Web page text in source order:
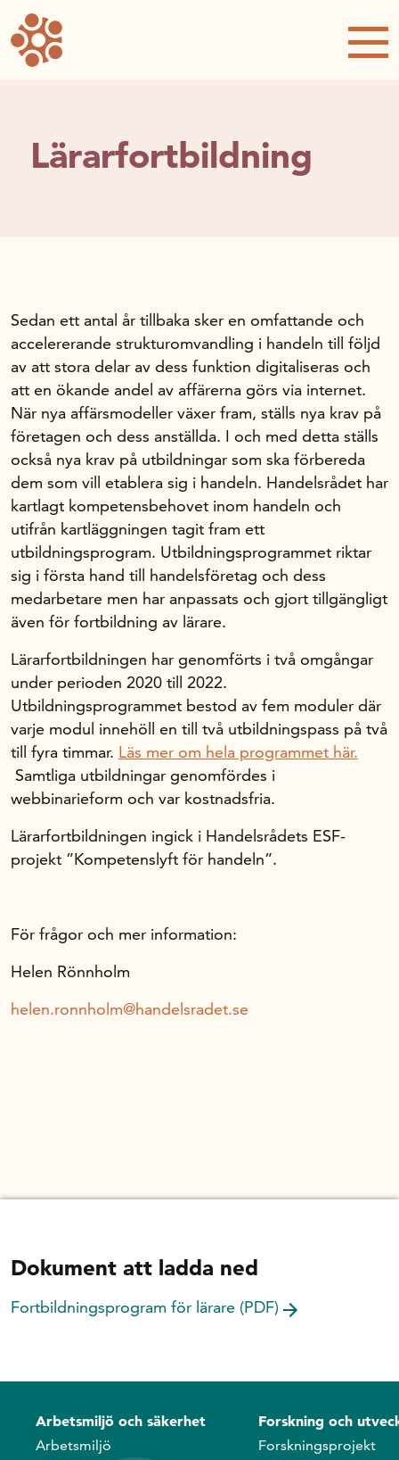
Forskning och utveckling
Kompetens och omställning
Lärarfortbildning
Utbildningsprogram
Effektiva lager- och logistiklösningar
Från tanke till köp
Kundservice och kundbemötande 2.0
Träffa rätt i din digitala marknadsföring
Marknadsföring i sociala medier
Kompetensbehovsanalys
Handelns kompetensbehov
Certifiering
Yrkeskartan
Omställningsstöd i handeln
Karriär i handeln
Om oss
Handelns ekonomiska råd
Kalender
Handelsrådet Play
Handelsfakta.se
Lärarfortbildning
Sedan ett antal år tillbaka sker en omfattande och
accelererande strukturomvandling i handeln till följd
av att stora delar av dess funktion digitaliseras och
att en ökande andel av affärerna görs via internet.
När nya affärsmodeller växer fram, ställs nya krav på
företagen och dess anställda. I och med detta ställs
också nya krav på utbildningar som ska förbereda
dem som vill etablera sig i handeln. Handelsrådet har
kartlagt kompetensbehovet inom handeln och
utifrån kartläggningen tagit fram ett
utbildningsprogram. Utbildningsprogrammet riktar
sig i första hand till handelsföretag och dess
medarbetare men har anpassats och gjort tillgängligt
även för fortbildning av lärare.
Lärarfortbildningen har genomförts i två omgångar
under perioden 2020 till 2022.
Utbildningsprogrammet bestod av fem moduler där
varje modul innehöll en till två utbildningspass på två
till fyra timmar. Läs mer om hela programmet här.
Samtliga utbildningar genomfördes i
webbinarieform och var kostnadsfria.
Lärarfortbildningen ingick i Handelsrådets ESF-
projekt ”Kompetenslyft för handeln”.
För frågor och mer information:
Helen Rönnholm
helen.ronnholm@handelsradet.se
Dokument att ladda ned
Fortbildningsprogram för lärare (PDF)
Arbetsmiljö och säkerhet
Arbetsmiljö
Forskning och
Forskningsprojekt